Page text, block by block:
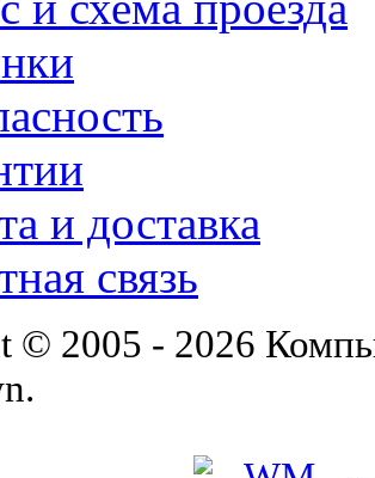
и доставка
связь
© 2005 - 2026